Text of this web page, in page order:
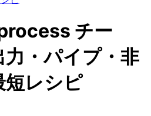
チー
力・パイプ・非
短レシピ